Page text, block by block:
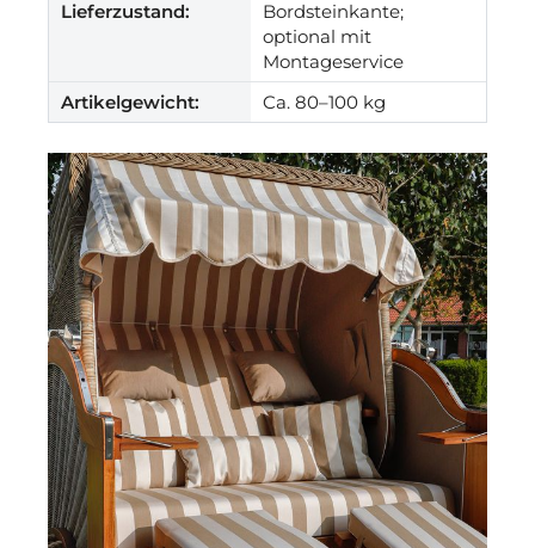
Lieferzustand:
Bordsteinkante;
optional mit
Montageservice
Artikelgewicht:
Ca. 80–100 kg